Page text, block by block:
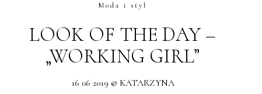
Moda i styl
LOOK OF THE DAY –
„WORKING GIRL”
16 06 2019 @ KATARZYNA